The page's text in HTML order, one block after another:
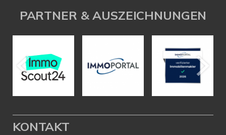
PARTNER & AUSZEICHNUNGEN
KONTAKT